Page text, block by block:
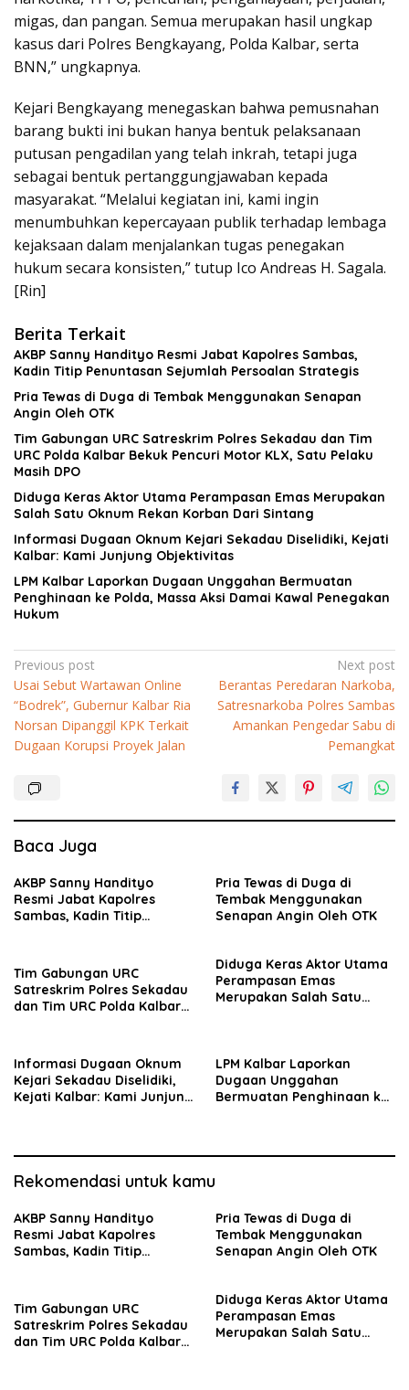
migas, dan pangan. Semua merupakan hasil ungkap
kasus dari Polres Bengkayang, Polda Kalbar, serta
BNN,” ungkapnya.
Kejari Bengkayang menegaskan bahwa pemusnahan
barang bukti ini bukan hanya bentuk pelaksanaan
putusan pengadilan yang telah inkrah, tetapi juga
sebagai bentuk pertanggungjawaban kepada
masyarakat. “Melalui kegiatan ini, kami ingin
menumbuhkan kepercayaan publik terhadap lembaga
kejaksaan dalam menjalankan tugas penegakan
hukum secara konsisten,” tutup Ico Andreas H. Sagala.
[Rin]
Berita Terkait
AKBP Sanny Handityo Resmi Jabat Kapolres Sambas,
Kadin Titip Penuntasan Sejumlah Persoalan Strategis
Pria Tewas di Duga di Tembak Menggunakan Senapan
Angin Oleh OTK
Tim Gabungan URC Satreskrim Polres Sekadau dan Tim
URC Polda Kalbar Bekuk Pencuri Motor KLX, Satu Pelaku
Masih DPO
Diduga Keras Aktor Utama Perampasan Emas Merupakan
Salah Satu Oknum Rekan Korban Dari Sintang
Informasi Dugaan Oknum Kejari Sekadau Diselidiki, Kejati
Kalbar: Kami Junjung Objektivitas
LPM Kalbar Laporkan Dugaan Unggahan Bermuatan
Penghinaan ke Polda, Massa Aksi Damai Kawal Penegakan
Hukum
Navigasi
pos
Previous post
Usai Sebut Wartawan Online
“Bodrek”, Gubernur Kalbar Ria
Norsan Dipanggil KPK Terkait
Dugaan Korupsi Proyek Jalan
Next post
Berantas Peredaran Narkoba,
Satresnarkoba Polres Sambas
Amankan Pengedar Sabu di
Pemangkat
Baca Juga
AKBP Sanny Handityo
Resmi Jabat Kapolres
Sambas, Kadin Titip
Pria Tewas di Duga di
Tembak Menggunakan
Senapan Angin Oleh OTK
Tim Gabungan URC
Satreskrim Polres Sekadau
dan Tim URC Polda Kalbar
Diduga Keras Aktor Utama
Perampasan Emas
Merupakan Salah Satu
Informasi Dugaan Oknum
Kejari Sekadau Diselidiki,
Kejati Kalbar: Kami Junjung
LPM Kalbar Laporkan
Dugaan Unggahan
Bermuatan Penghinaan ke
Rekomendasi untuk kamu
AKBP Sanny Handityo
Resmi Jabat Kapolres
Sambas, Kadin Titip
Pria Tewas di Duga di
Tembak Menggunakan
Senapan Angin Oleh OTK
Tim Gabungan URC
Satreskrim Polres Sekadau
dan Tim URC Polda Kalbar
Diduga Keras Aktor Utama
Perampasan Emas
Merupakan Salah Satu